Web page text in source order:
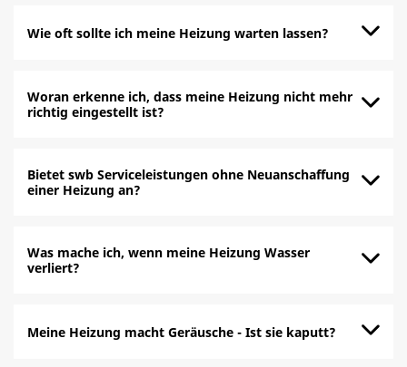
Wie oft sollte ich meine Heizung warten lassen?
Woran erkenne ich, dass meine Heizung nicht mehr
richtig eingestellt ist?
Bietet swb Serviceleistungen ohne Neuanschaffung
einer Heizung an?
Was mache ich, wenn meine Heizung Wasser
verliert?
Meine Heizung macht Geräusche - Ist sie kaputt?